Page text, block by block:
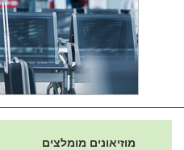
מוזיאונים מומלצים